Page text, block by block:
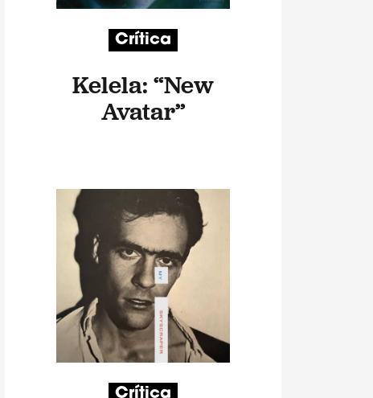
Crítica
Kelela: “New
Avatar”
Crítica